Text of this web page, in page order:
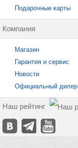
Подарочные карты
Компания
Магазин
Гарантия и сервис
Новости
Официальный дилер
Наш рейтинг